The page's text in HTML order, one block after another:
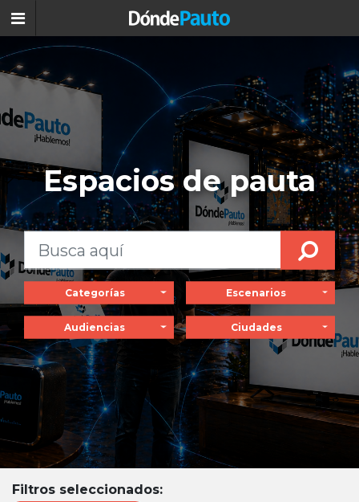
Espacios de pauta
Categorías Escenarios
Audiencias Ciudades
Filtros seleccionados: